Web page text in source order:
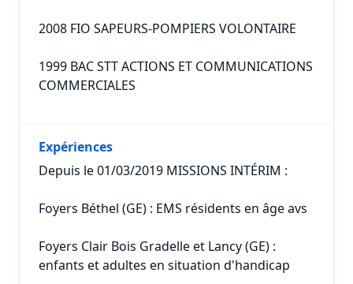
2008 FIO SAPEURS-POMPIERS VOLONTAIRE
1999 BAC STT ACTIONS ET COMMUNICATIONS
COMMERCIALES
Expériences
Depuis le 01/03/2019 MISSIONS INTÉRIM :
Foyers Béthel (GE) : EMS résidents en âge avs
Foyers Clair Bois Gradelle et Lancy (GE) :
enfants et adultes en situation d'handicap